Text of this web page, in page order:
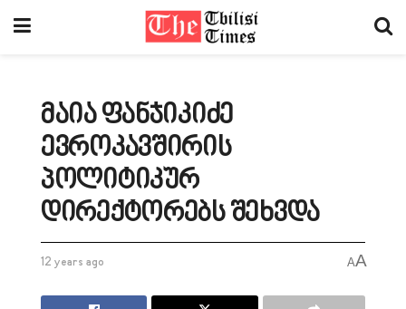
მაია ფანჯიკიძე
ევროკავშირის
პოლიტიკურ
დირექტორებს შეხვდა
12 years ago AA